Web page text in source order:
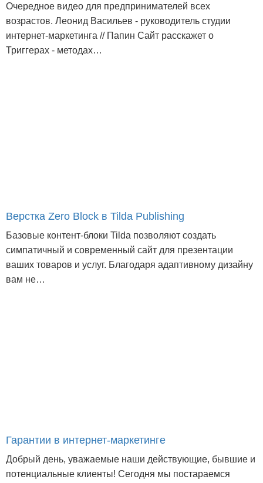
Очередное видео для предпринимателей всех
возрастов. Леонид Васильев - руководитель студии
интернет-маркетинга // Папин Сайт расскажет о
Триггерах - методах…
Верстка Zero Block в Tilda Publishing
Базовые контент-блоки Tilda позволяют создать
симпатичный и современный сайт для презентации
ваших товаров и услуг. Благодаря адаптивному дизайну
вам не…
Гарантии в интернет-маркетинге
Добрый день, уважаемые наши действующие, бывшие и
потенциальные клиенты! Сегодня мы постараемся